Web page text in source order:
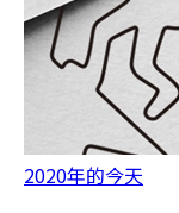
2020年的今天